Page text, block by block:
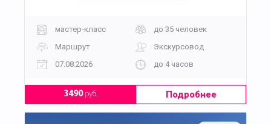
мастер-класс
до 35 человек
Маршрут
Экскурсовод
07.08.2026
до 4 часов
3490руб. Подробнее